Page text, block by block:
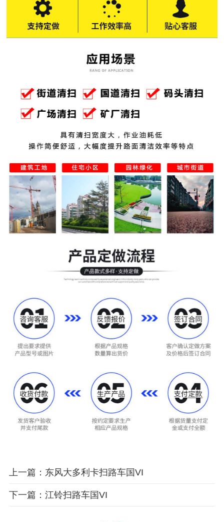
上一篇：东风大多利卡扫路车国VI
下一篇：江铃扫路车国VI